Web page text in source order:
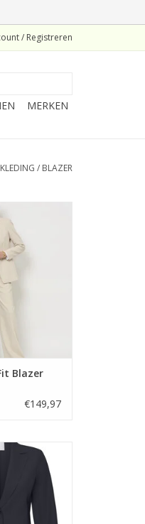
/ Registreren
MERKEN
KLEDING / BLAZER
Natural
Blazer
€149,97
Dark Blue